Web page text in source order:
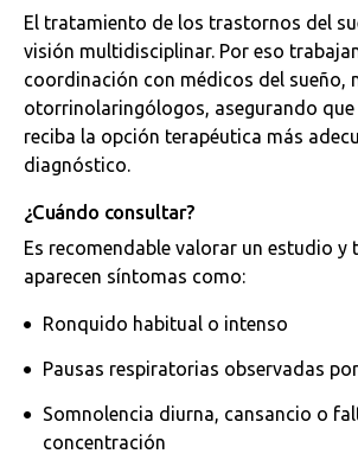
El tratamiento de los trastornos del
visión multidisciplinar. Por eso
coordinación con médicos del sueño,
otorrinolaringólogos, asegurando que
reciba la opción terapéutica más
diagnóstico.
¿Cuándo consultar?
Es recomendable valorar un estudio y
aparecen síntomas como:
Ronquido habitual o intenso
Pausas respiratorias observadas
Somnolencia diurna, cansancio o
concentración